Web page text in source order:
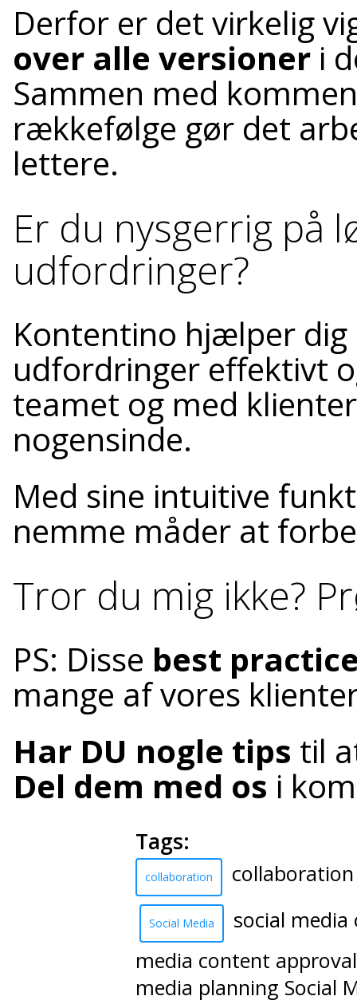
Derfor er det virkelig
over alle versioner i
Sammen med
rækkefølge gør det
lettere.
Er du nysgerrig på
udfordringer?
Kontentino hjælper
udfordringer effektivt
teamet og med
nogensinde.
Med sine intuitive
nemme måder at
Tror du mig ikke?
PS: Disse best
mange af vores
Har DU nogle tips til
Del dem med os i
Tags:
collaboration
Social Media
social
media content
media planning Social